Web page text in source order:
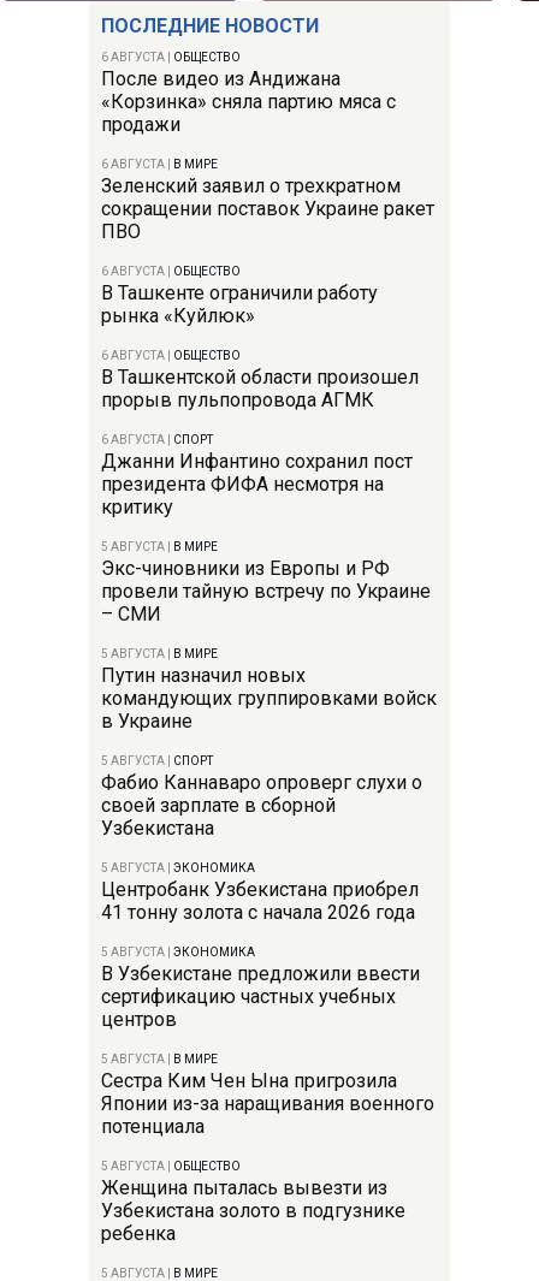
ПОСЛЕДНИЕ НОВОСТИ
6 АВГУСТА ОБЩЕСТВО
После видео из Андижана
«Корзинка» сняла партию мяса с
продажи
6 АВГУСТА В МИРЕ
Зеленский заявил о трехкратном
сокращении поставок Украине ракет
ПВО
6 АВГУСТА ОБЩЕСТВО
В Ташкенте ограничили работу
рынка «Куйлюк»
6 АВГУСТА ОБЩЕСТВО
В Ташкентской области произошел
прорыв пульпопровода АГМК
6 АВГУСТА СПОРТ
Джанни Инфантино сохранил пост
президента ФИФА несмотря на
критику
5 АВГУСТА В МИРЕ
Экс-чиновники из Европы и РФ
провели тайную встречу по Украине
– СМИ
5 АВГУСТА В МИРЕ
Путин назначил новых
командующих группировками войск
в Украине
5 АВГУСТА СПОРТ
Фабио Каннаваро опроверг слухи о
своей зарплате в сборной
Узбекистана
5 АВГУСТА ЭКОНОМИКА
Центробанк Узбекистана приобрел
41 тонну золота с начала 2026 года
5 АВГУСТА ЭКОНОМИКА
В Узбекистане предложили ввести
сертификацию частных учебных
центров
5 АВГУСТА В МИРЕ
Сестра Ким Чен Ына пригрозила
Японии из-за наращивания военного
потенциала
5 АВГУСТА ОБЩЕСТВО
Женщина пыталась вывезти из
Узбекистана золото в подгузнике
ребенка
5 АВГУСТА В МИРЕ